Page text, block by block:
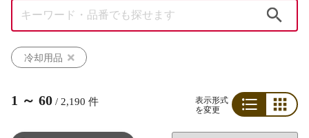
冷却用品
1 ～ 60 / 2,190 件
表示形式
を変更